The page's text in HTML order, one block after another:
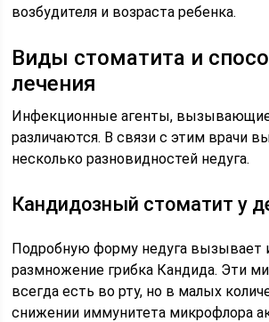
возбудителя и возраста ребенка.
Виды стоматита и
лечения
Инфекционные агенты, вызывающие
различаются. В связи с этим врачи
несколько разновидностей недуга.
Кандидозный стоматит у
Подробную форму недуга вызывает
размножение грибка Кандида. Эти
всегда есть во рту, но в малых
снижении иммунитета микрофлора